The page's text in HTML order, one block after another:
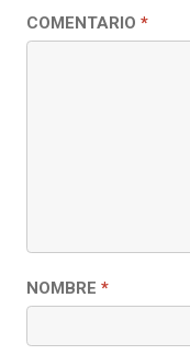
COMENTARIO *
NOMBRE *